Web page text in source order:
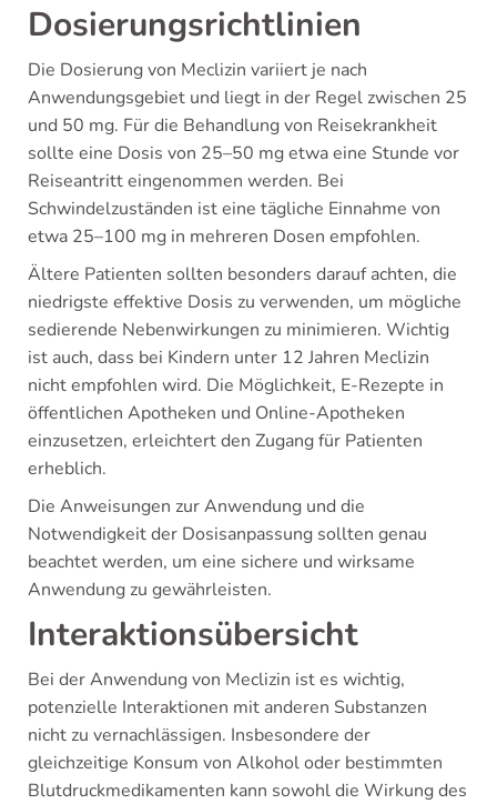
Dosierungsrichtlinien
Die Dosierung von Meclizin variiert je nach
Anwendungsgebiet und liegt in der Regel zwischen 25
und 50 mg. Für die Behandlung von Reisekrankheit
sollte eine Dosis von 25–50 mg etwa eine Stunde vor
Reiseantritt eingenommen werden. Bei
Schwindelzuständen ist eine tägliche Einnahme von
etwa 25–100 mg in mehreren Dosen empfohlen.
Ältere Patienten sollten besonders darauf achten, die
niedrigste effektive Dosis zu verwenden, um mögliche
sedierende Nebenwirkungen zu minimieren. Wichtig
ist auch, dass bei Kindern unter 12 Jahren Meclizin
nicht empfohlen wird. Die Möglichkeit, E-Rezepte in
öffentlichen Apotheken und Online-Apotheken
einzusetzen, erleichtert den Zugang für Patienten
erheblich.
Die Anweisungen zur Anwendung und die
Notwendigkeit der Dosisanpassung sollten genau
beachtet werden, um eine sichere und wirksame
Anwendung zu gewährleisten.
Interaktionsübersicht
Bei der Anwendung von Meclizin ist es wichtig,
potenzielle Interaktionen mit anderen Substanzen
nicht zu vernachlässigen. Insbesondere der
gleichzeitige Konsum von Alkohol oder bestimmten
Blutdruckmedikamenten kann sowohl die Wirkung des